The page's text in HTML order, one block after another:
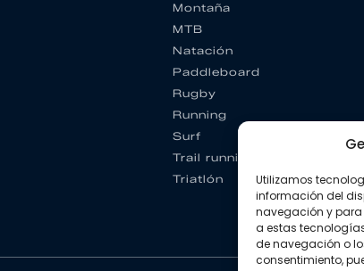
Utilizamos
información del
navegación y para
a estas
de navegación o
consentimiento,
Montaña
MTB
Natación
Paddleboard
Rugby
Running
Surf
Trail running
Triatlón